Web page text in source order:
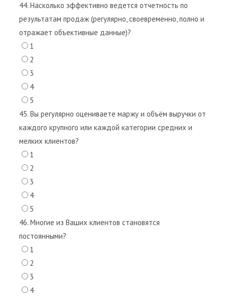
44. Насколько эффективно ведется отчетность по
результатам продаж (регулярно, своевременно, полно и
отражает объективные данные)?
1
2
3
4
5
45. Вы регулярно оцениваете маржу и объём выручки от
каждого крупного или каждой категории средних и
мелких клиентов?
1
2
3
4
5
46. Многие из Ваших клиентов становятся
постоянными?
1
2
3
4